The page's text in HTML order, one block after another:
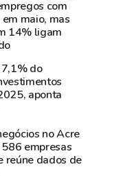
com
maio, mas
14% ligam
do
aponta
no Acre
empresas
reúne dados de